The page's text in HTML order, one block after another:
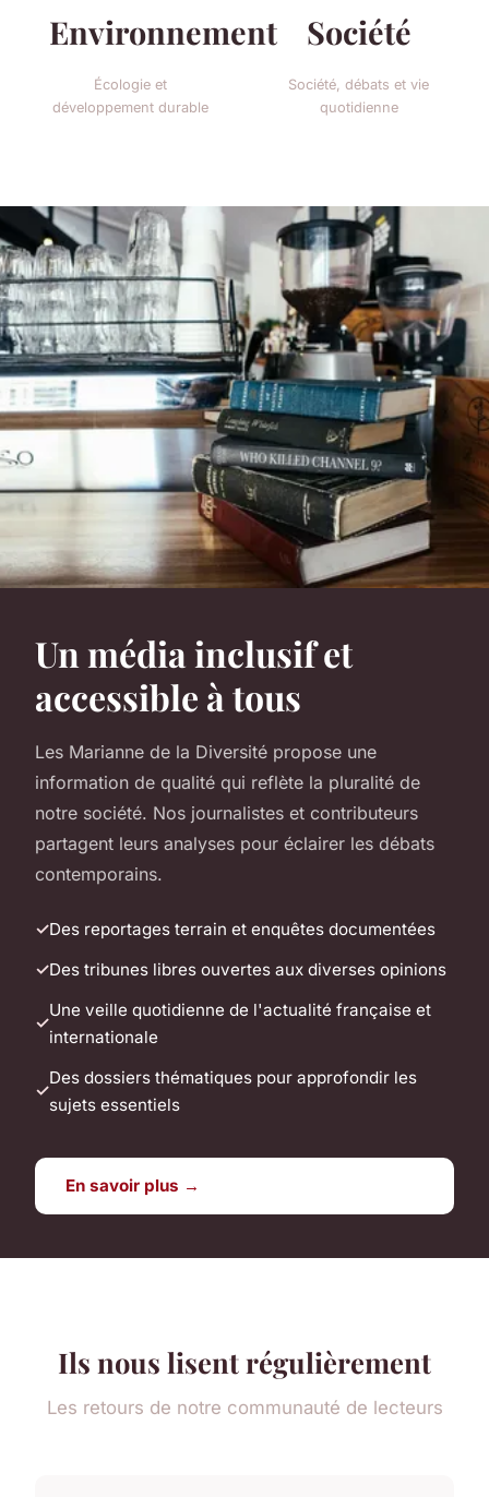
Environnement
Écologie et
développement durable
Société
Société, débats et vie
quotidienne
Un média inclusif et
accessible à tous
Les Marianne de la Diversité propose une
information de qualité qui reflète la pluralité de
notre société. Nos journalistes et contributeurs
partagent leurs analyses pour éclairer les débats
contemporains.
Des reportages terrain et enquêtes documentées
Des tribunes libres ouvertes aux diverses opinions
Une veille quotidienne de l'actualité française et
internationale
Des dossiers thématiques pour approfondir les
sujets essentiels
En savoir plus →
Ils nous lisent régulièrement
Les retours de notre communauté de lecteurs